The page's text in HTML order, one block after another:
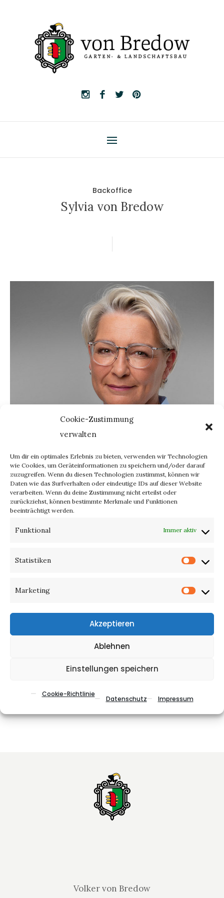
Cookie-Zustimmung
verwalten
Um dir ein optimales Erlebnis zu bieten, verwenden wir Technologien
wie Cookies, um Geräteinformationen zu speichern und/oder darauf
zuzugreifen. Wenn du diesen Technologien zustimmst, können wir
Daten wie das Surfverhalten oder eindeutige IDs auf dieser Website
verarbeiten. Wenn du deine Zustimmung nicht erteilst oder
zurückziehst, können bestimmte Merkmale und Funktionen
beeinträchtigt werden.
Funktional Immer aktiv
Statistiken
Marketing
Akzeptieren
Ablehnen
Einstellungen speichern
Cookie-Richtlinie
Datenschutz Impressum
Backoffice
Sylvia von Bredow
Likes: 13
Ahornweg 27, 42499 Hückeswagen
info@garten-grund-haus.de
Volker von Bredow